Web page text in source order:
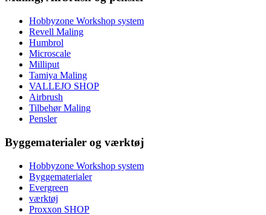
Hobbyzone Workshop system
Revell Maling
Humbrol
Microscale
Milliput
Tamiya Maling
VALLEJO SHOP
Airbrush
Tilbehør Maling
Pensler
Byggematerialer og værktøj
Hobbyzone Workshop system
Byggematerialer
Evergreen
værktøj
Proxxon SHOP